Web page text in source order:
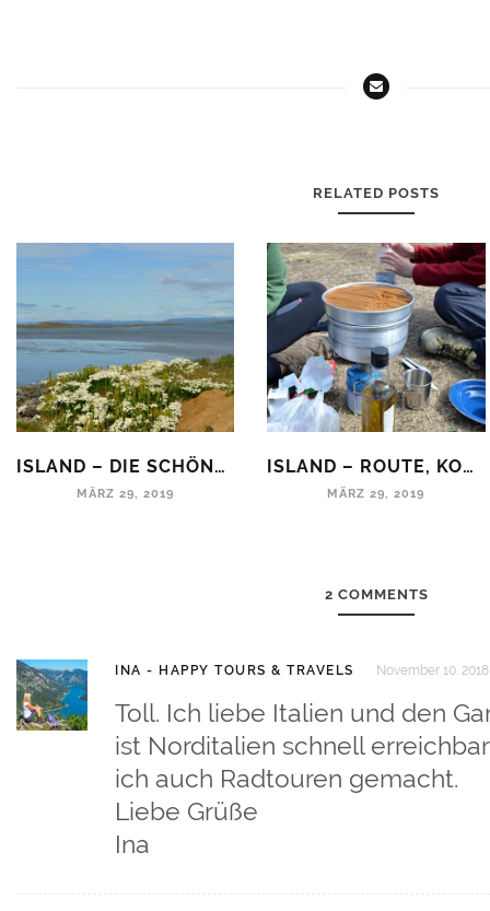
RELATED POSTS
ISLAND – DIE SCHÖNSTEN ORTE
MÄRZ 29, 2019
ISLAND – ROUTE, KOSTEN UND UNTERKÜNFTE
MÄRZ 29, 2019
2 COMMENTS
INA - HAPPY TOURS & TRAVELS November 10. 2018
Toll. Ich liebe Italien und den
ist Norditalien schnell
ich auch Radtouren gemacht.
Liebe Grüße
Ina